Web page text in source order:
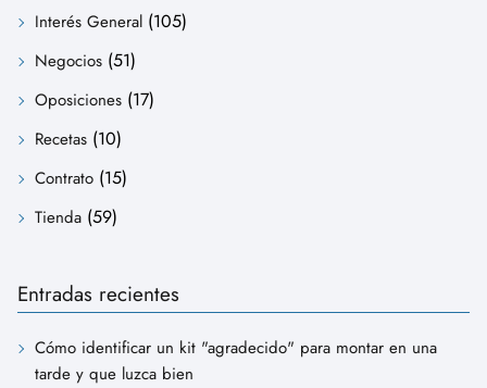
Interés General (105)
Negocios (51)
Oposiciones (17)
Recetas (10)
Contrato (15)
Tienda (59)
Entradas recientes
Cómo identificar un kit "agradecido" para montar en una
tarde y que luzca bien